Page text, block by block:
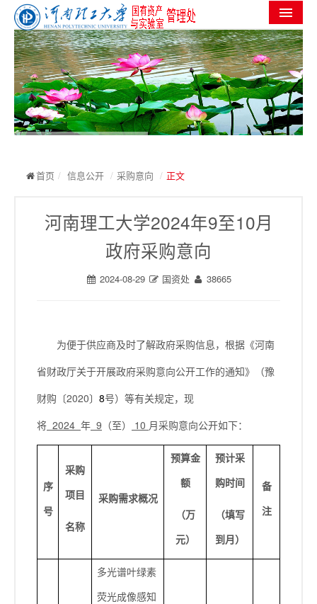
首页
机构设置
党群工作
信息公开
服务指南
首页 / 信息公开 / 采购意向 / 正文
河南理工大学2024年9至10月
政府采购意向
2024-08-29 国资处 38665
为便于供应商及时了解政府采购信息，根据《河南
省财政厅关于开展政府采购意向公开工作的通知》（豫
财购〔2020〕 8号）等有关规定，现
将 2024 年 9 （至） 10 月采购意向公开如下：
序
号
采购
项目
名称
采购需求概况
预算金
额
（万
元）
预计采
购时间
（填写
到月）
备
注
多光谱叶绿素
荧光成像感知